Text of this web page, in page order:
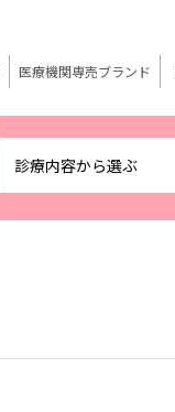
診療内容から選ぶ
医療機関専売ブランド